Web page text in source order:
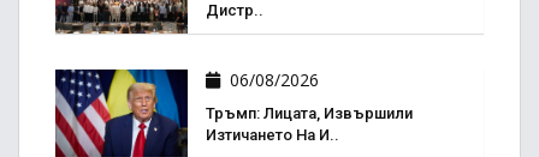
Дистр..
06/08/2026
Тръмп: Лицата, Извършили
Изтичането На И..